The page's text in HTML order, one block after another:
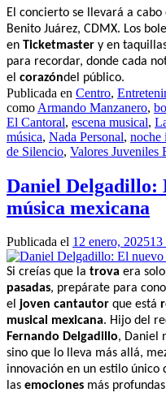
El concierto se llevará a cabo
Benito Juárez, CDMX. Los
en Ticketmaster y en
para recordar, donde cada
el corazóndel público.
Publicada en Centro,
como Armando Manzanero,
El Cantoral, escena musical,
música, Nada Personal, noche
de Silencio, Valores Juveniles
Daniel Delgadillo:
música mexicana
Publicada el 12 enero, 202513
Si creías que la trova era
pasadas, prepárate para
el joven cantautor que está
musical mexicana. Hijo del
Fernando Delgadillo, Daniel
sino que lo lleva más allá,
innovación en un estilo único
las emociones más